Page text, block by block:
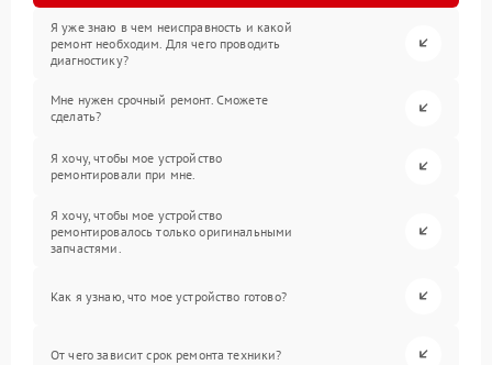
Я уже знаю в чем неисправность и какой
ремонт необходим. Для чего проводить
диагностику?
Мне нужен срочный ремонт. Сможете
сделать?
Я хочу, чтобы мое устройство
ремонтировали при мне.
Я хочу, чтобы мое устройство
ремонтировалось только оригинальными
запчастями.
Как я узнаю, что мое устройство готово?
От чего зависит срок ремонта техники?